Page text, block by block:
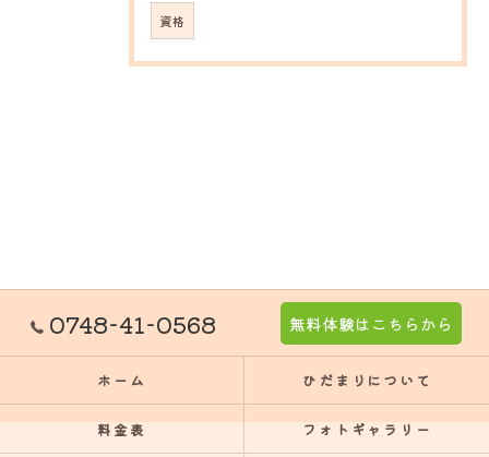
資格
0748-41-0568 無料体験はこちらから
ホーム ひだまりについて
料金表 フォトギャラリー